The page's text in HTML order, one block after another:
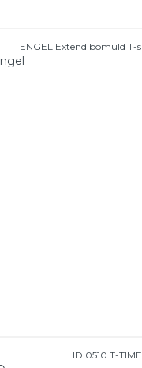
ENGEL Extend bomuld T-
ID 0510 T-